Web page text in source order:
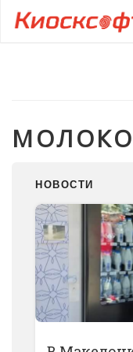
НОВОСТИ